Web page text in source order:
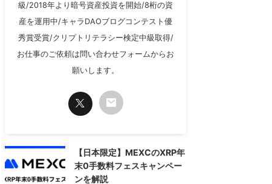
級/2018年より暗号資産投資を開始/8桁の資
産を運用中/キャラDAOブログコンテスト優
秀賞受賞/クリプトリテラシー検定中級取得/
お仕事のご依頼は問い合わせフォームからお
願いします。
【日本限定】MEXCのXRP年
末0手数料フェスキャンペー
ンを解説